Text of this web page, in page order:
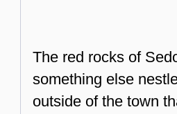
The red rocks of
something else
outside of the town